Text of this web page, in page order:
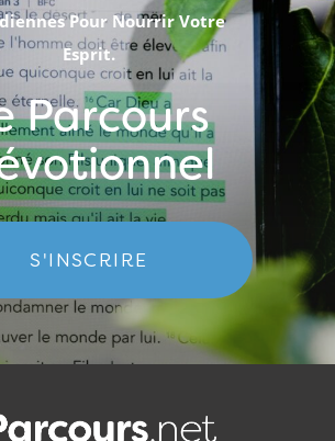
Pour Nourrir Votre
Esprit.
Parcours
S'INSCRIRE